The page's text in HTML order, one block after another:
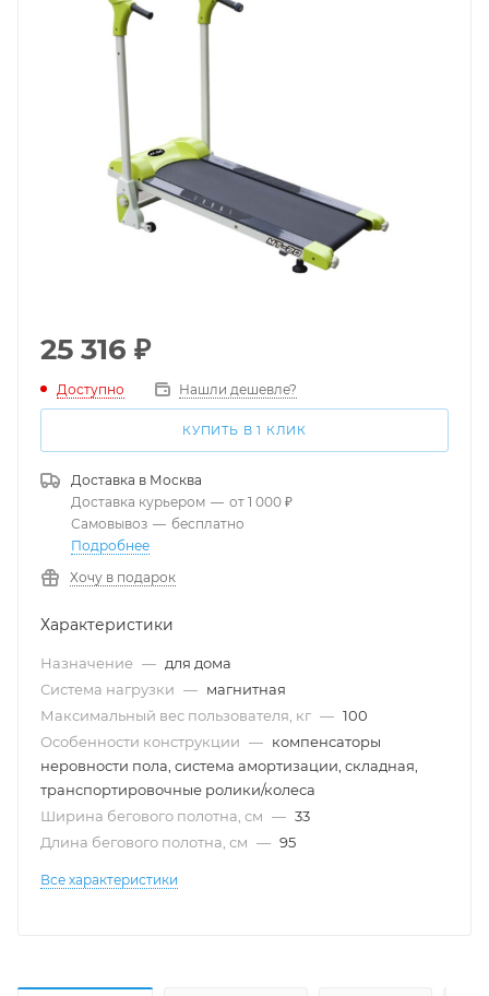
25 316 ₽
Доступно Нашли дешевле?
КУПИТЬ В 1 КЛИК
Доставка в Москва
Доставка курьером — от 1 000 ₽
Самовывоз — бесплатно
Подробнее
Хочу в подарок
Характеристики
Назначение — для дома
Система нагрузки — магнитная
Максимальный вес пользователя, кг — 100
Особенности конструкции — компенсаторы
неровности пола, система амортизации, складная,
транспортировочные ролики/колеса
Ширина бегового полотна, см — 33
Длина бегового полотна, см — 95
Все характеристики